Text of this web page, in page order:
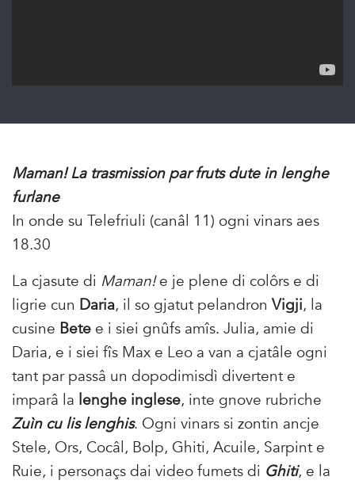
Maman! La trasmission par fruts dute in lenghe
furlane
In onde su Telefriuli (canâl 11) ogni vinars aes
18.30
La cjasute di Maman!e je plene di colôrs e di
ligrie cun Daria, il so gjatut pelandron Vigji, la
cusine Bete e i siei gnûfs amîs. Julia, amie di
Daria, e i siei fîs Max e Leo a van a cjatâle ogni
tant par passâ un dopodimisdì divertent e
imparâ la lenghe inglese, inte gnove rubriche
Zuìn cu lis lenghis. Ogni vinars si zontin ancje
Stele, Ors, Cocâl, Bolp, Ghiti, Acuile, Sarpint e
Ruie, i personaçs dai video fumets di Ghiti, e la